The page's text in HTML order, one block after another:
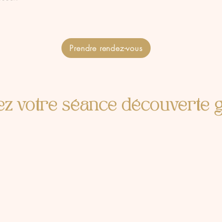
Prendre rendez-vous
votre séance découverte